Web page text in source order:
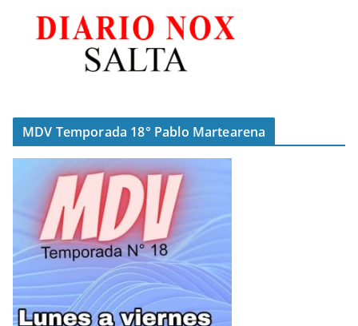
MDV Temporada 18° Pablo Martearena